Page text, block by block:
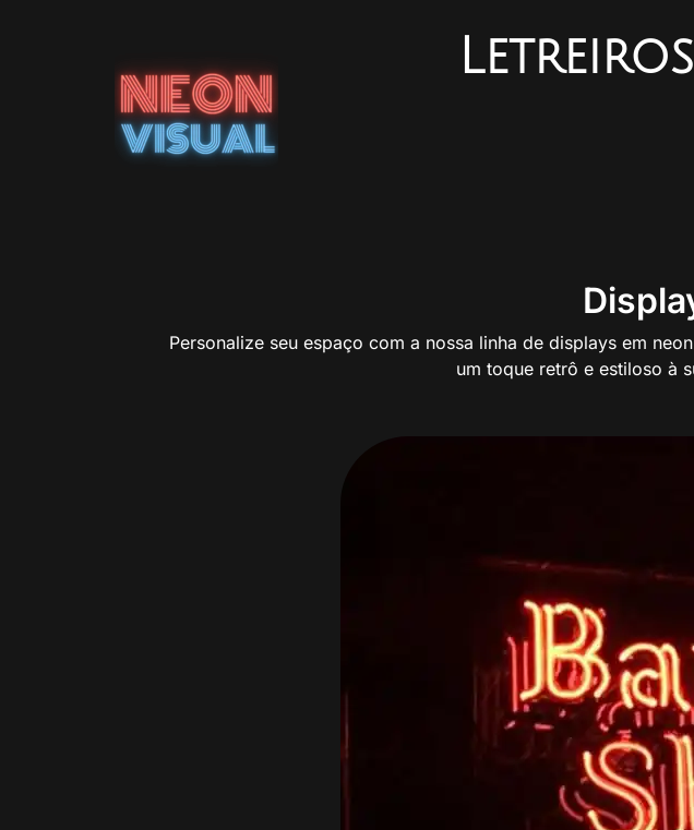
Personalize seu espaço com a nossa linha de displays em
um toque retrô e estiloso à